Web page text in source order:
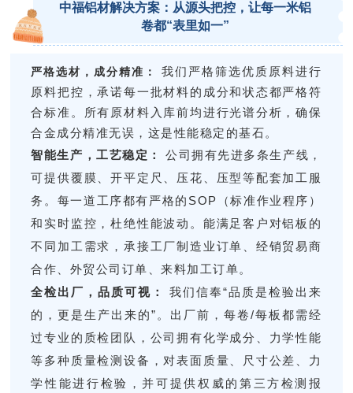
中福铝材解决方案：从源头把控，让每一米铝
卷都“表里如一”
严格选材，成分精准：
我们严格筛选优质原料进行
原料把控，承诺每一批材料的成分和状态都严格符
合标准。所有原材料入库前均进行光谱分析，确保
合金成分精准无误，这是性能稳定的基石。
智能生产，工艺稳定：
公司拥有先进多条生产线，
可提供覆膜、开平定尺、压花、压型等配套加工服
务。每一道工序都有严格的SOP（标准作业程序）
和实时监控，杜绝性能波动。能满足客户对铝板的
不同加工需求，承接工厂制造业订单、经销贸易商
合作、外贸公司订单、来料加工订单。
全检出厂，品质可视：
我们信奉“品质是检验出来
的，更是生产出来的”。出厂前，每卷/每板都需经
过专业的质检团队，公司拥有化学成分、力学性能
等多种质量检测设备，对表面质量、尺寸公差、力
学性能进行检验，并可提供权威的第三方检测报